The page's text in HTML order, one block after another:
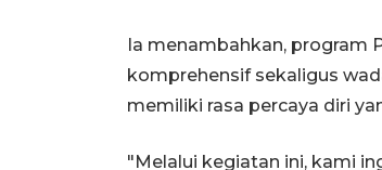
Ia menambahkan, program
komprehensif sekaligus
memiliki rasa percaya diri
"Melalui kegiatan ini, kami